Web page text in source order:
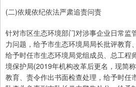
(二)依规依纪依法严肃追责问责
针对市区生态环境部门对涉事企业日常监
力问题，给予市生态环境局局长批评教育
给予时任市生态环境局党组成员、总工程
境保护局(2019年机构改革后更名，现简
教育、责令作出书面检查处理，给予时任